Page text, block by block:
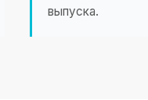
выпуска.